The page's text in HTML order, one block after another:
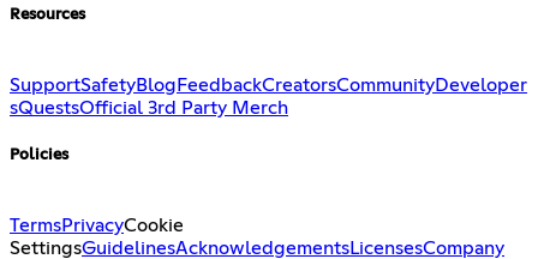
Resources
SupportSafetyBlog FeedbackCreatorsCommunityDeveloper
sQuestsOfficial 3rd Party Merch
Policies
TermsPrivacyCookie
SettingsGuidelinesAcknowledgementsLicensesCompany